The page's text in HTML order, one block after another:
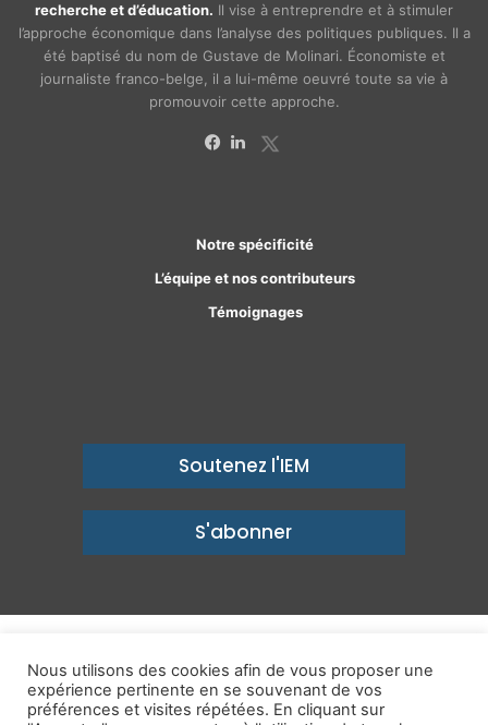
recherche et d’éducation. Il vise à entreprendre et à stimuler
l’approche économique dans l’analyse des politiques publiques. Il a
été baptisé du nom de Gustave de Molinari. Économiste et
journaliste franco-belge, il a lui-même oeuvré toute sa vie à
promouvoir cette approche.
Notre spécificité
L’équipe et nos contributeurs
Témoignages
Soutenez l'IEM
S'abonner
un avenir prospère
Nous utilisons des cookies afin de vous proposer une
expérience pertinente en se souvenant de vos
préférences et visites répétées. En cliquant sur